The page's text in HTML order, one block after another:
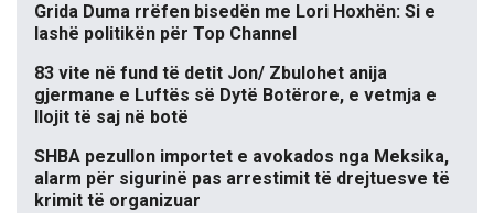
Grida Duma rrëfen bisedën me Lori Hoxhën: Si e
lashë politikën për Top Channel
83 vite në fund të detit Jon/ Zbulohet anija
gjermane e Luftës së Dytë Botërore, e vetmja e
llojit të saj në botë
SHBA pezullon importet e avokados nga Meksika,
alarm për sigurinë pas arrestimit të drejtuesve të
krimit të organizuar